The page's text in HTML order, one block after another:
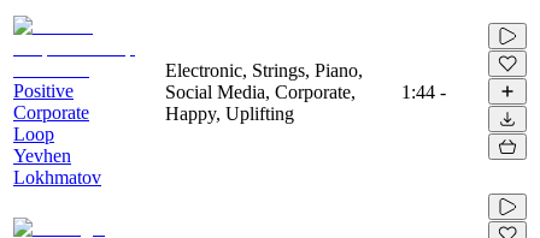
Positive
Corporate
Loop
Yevhen
Lokhmatov
Electronic, Strings, Piano,
Social Media, Corporate,
Happy, Uplifting
1:44 -